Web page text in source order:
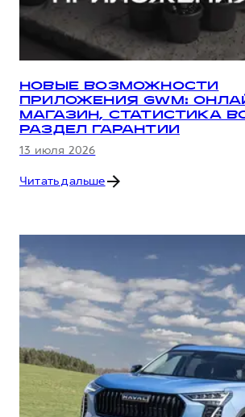
НОВЫЕ ВОЗМОЖНОСТИ
ПРИЛОЖЕНИЯ GWM:
МАГАЗИН, СТАТИСТИКА
РАЗДЕЛ ГАРАНТИИ
13 июля 2026
Читать дальше